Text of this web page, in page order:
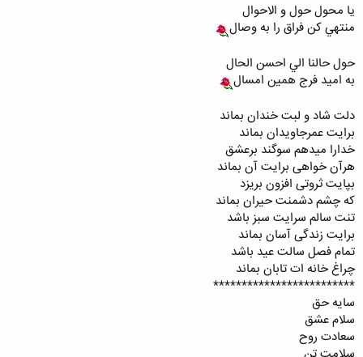
يا محول حول و الاحوال
منتهي كن فراق را به وصال
حول حالنا الي احسن الحال
به اميد فرج همين امسال
دلت شاد و لبت خندان بماند
برایت عمرجاویدان بماند
خدارا میدهم سوگند برعشق
هرآن خواهی برایت آن بماند
بپایت ثروتی افزون بریزد
که چشم دشمنت حیران بماند
تنت سالم سرایت سبز باشد
برایت زندگی آسان بماند
تمام فصل سالت عید باشد
چراغ خانه ات تابان بماند
*************************
سایه حق
سلام عشق
سعادت روح